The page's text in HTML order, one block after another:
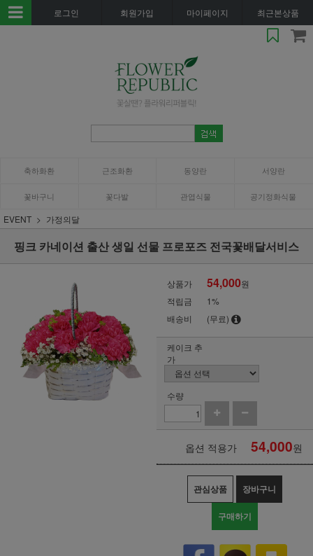
로그인 회원가입 마이페이지 최근본상품
축하화환 근조화환 동양란 서양란
꽃바구니 꽃다발 관엽식물 공기정화식물
EVENT 가정의달
핑크 카네이션 출산 생일 선물 프로포즈 전국꽃배달서비스
상품가 54,000원
적립금
1%
배송비
(무료)
케이크 추
가
수량
옵션 적용가 54,000원
관심상품 장바구니
구매하기